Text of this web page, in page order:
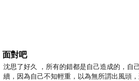
面對吧
沈思了好久 ，所有的錯都是自己造成的，自
續，因為自己不知輕重，以為無所謂出風頭